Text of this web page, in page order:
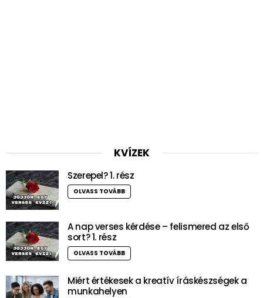
KVÍZEK
Szerepel? 1. rész
OLVASS TOVÁBB
A nap verses kérdése – felismered az első
sort? 1. rész
OLVASS TOVÁBB
Miért értékesek a kreatív íráskészségek a
munkahelyen